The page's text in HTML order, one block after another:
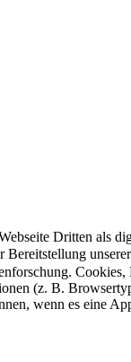
Dritten als
Bereitstellung
(z. B.
wenn es eine